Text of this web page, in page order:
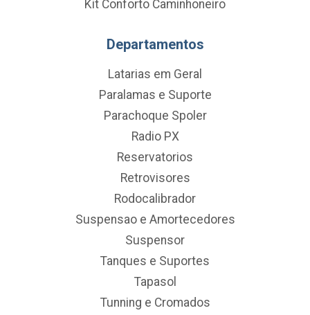
Kit Conforto Caminhoneiro
Departamentos
Latarias em Geral
Paralamas e Suporte
Parachoque Spoler
Radio PX
Reservatorios
Retrovisores
Rodocalibrador
Suspensao e Amortecedores
Suspensor
Tanques e Suportes
Tapasol
Tunning e Cromados